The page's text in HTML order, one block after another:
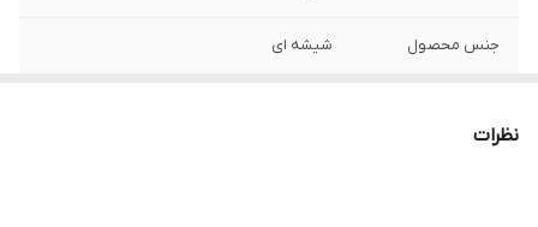
جنس محصول شیشه ای
نظرات